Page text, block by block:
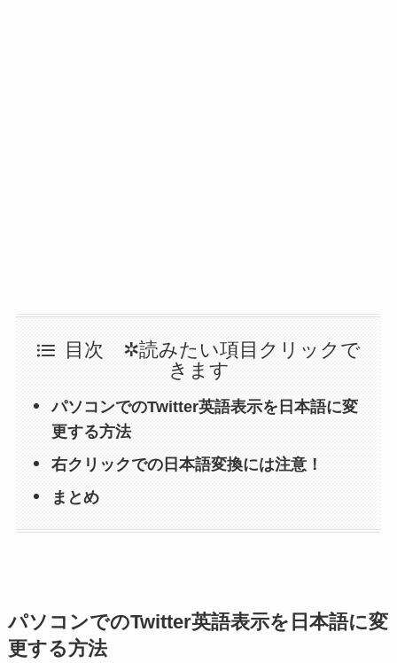
目次 ✲読みたい項目クリックで
きます
パソコンでのTwitter英語表示を日本語に変
更する方法
右クリックでの日本語変換には注意！
まとめ
パソコンでのTwitter英語表示を日本語に変
更する方法